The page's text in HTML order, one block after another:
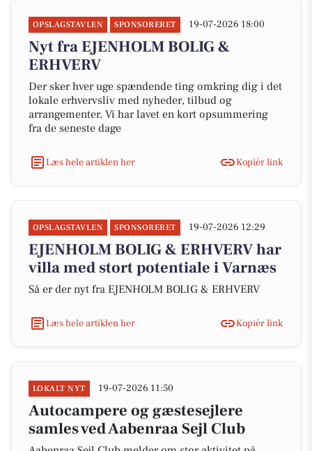
OPSLAGSTAVLEN SPONSORERET 19-07-2026 18:00
Nyt fra EJENHOLM BOLIG &
ERHVERV
Der sker hver uge spændende ting omkring dig i det
lokale erhvervsliv med nyheder, tilbud og
arrangementer. Vi har lavet en kort opsummering
fra de seneste dage
Læs hele artiklen her Kopiér link
OPSLAGSTAVLEN SPONSORERET 19-07-2026 12:29
EJENHOLM BOLIG & ERHVERV har
villa med stort potentiale i Varnæs
Så er der nyt fra EJENHOLM BOLIG & ERHVERV
Læs hele artiklen her Kopiér link
LOKALT NYT 19-07-2026 11:50
Autocampere og gæstesejlere
samles ved Aabenraa Sejl Club